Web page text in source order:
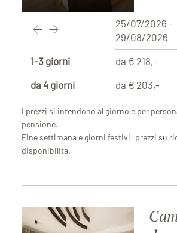
25/07/2026 -
29/08/2026
1-3 giorni
da 4 giorni
da € 218,-
da € 203,-
I prezzi si intendono al giorno e per
pensione.
Fine settimana e giorni festivi: prezzi su
disponibilità.